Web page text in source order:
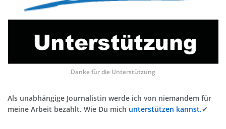
Danke für die Unterstützung
Als unabhängige Journalistin werde ich von niemandem für
meine Arbeit bezahlt. Wie Du mich unterstützen kannst.✔